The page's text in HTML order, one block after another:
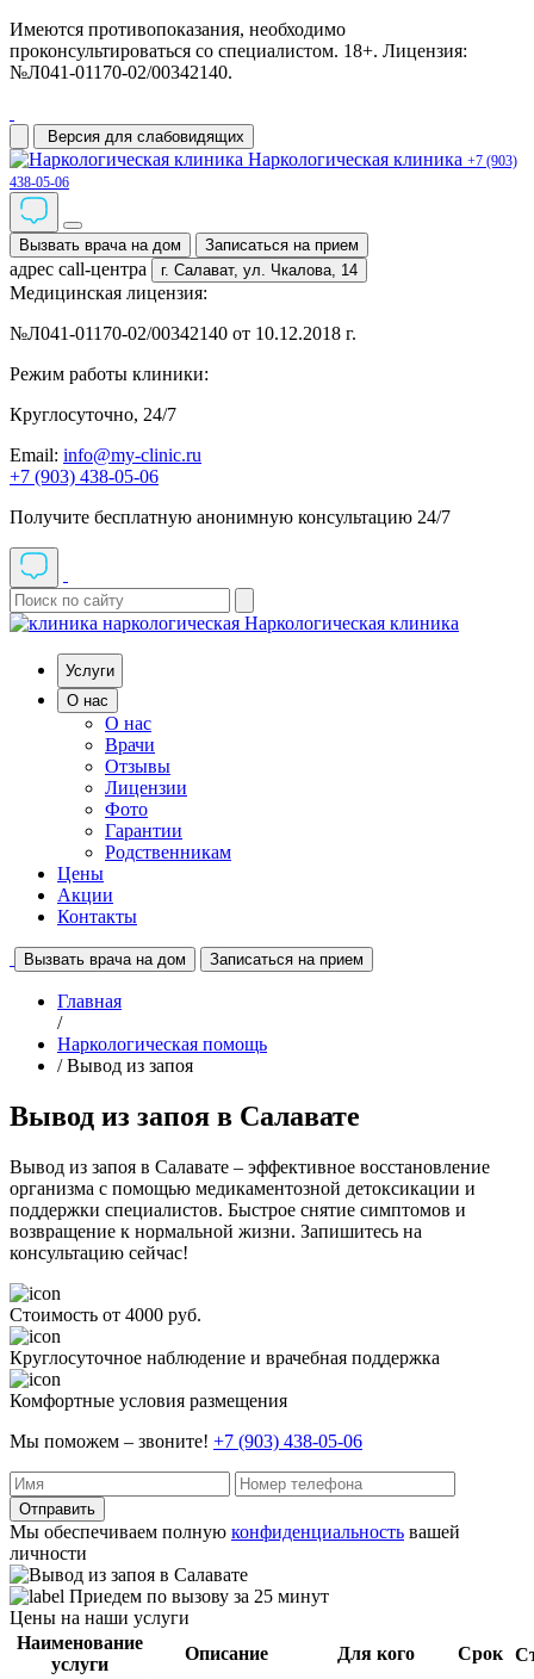
Имеются противопоказания, необходимо
проконсультироваться со специалистом. 18+. Лицензия:
№Л041-01170-02/00342140.
Версия для слабовидящих
Наркологическая клиника +7 (903)
438-05-06
Вызвать врача на дом Записаться на прием
адрес call-центра г. Салават, ул. Чкалова, 14
Медицинская лицензия:
№Л041-01170-02/00342140 от 10.12.2018 г.
Режим работы клиники:
Круглосуточно, 24/7
Email: info@my-clinic.ru
+7 (903) 438-05-06
Получите бесплатную анонимную консультацию 24/7
Наркологическая клиника
Услуги
О нас
О нас
Врачи
Отзывы
Лицензии
Фото
Гарантии
Родственникам
Цены
Акции
Контакты
Вызвать врача на дом Записаться на прием
Главная
/
Наркологическая помощь
/ Вывод из запоя
Вывод из запоя в Салавате
Вывод из запоя в Салавате – эффективное восстановление
организма с помощью медикаментозной детоксикации и
поддержки специалистов. Быстрое снятие симптомов и
возвращение к нормальной жизни. Запишитесь на
консультацию сейчас!
Стоимость от 4000 руб.
Круглосуточное наблюдение и врачебная поддержка
Комфортные условия размещения
Мы поможем – звоните! +7 (903) 438-05-06
Отправить
Мы обеспечиваем полную конфиденциальность вашей
личности
Приедем по вызову за 25 минут
Цены на наши услуги
Наименование
услуги
Описание Для кого Срок